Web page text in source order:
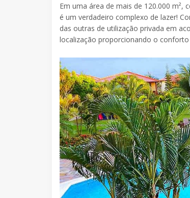
Em uma área de mais de 120.000
é um verdadeiro complexo de lazer!
das outras de utilização privada em
localização proporcionando o